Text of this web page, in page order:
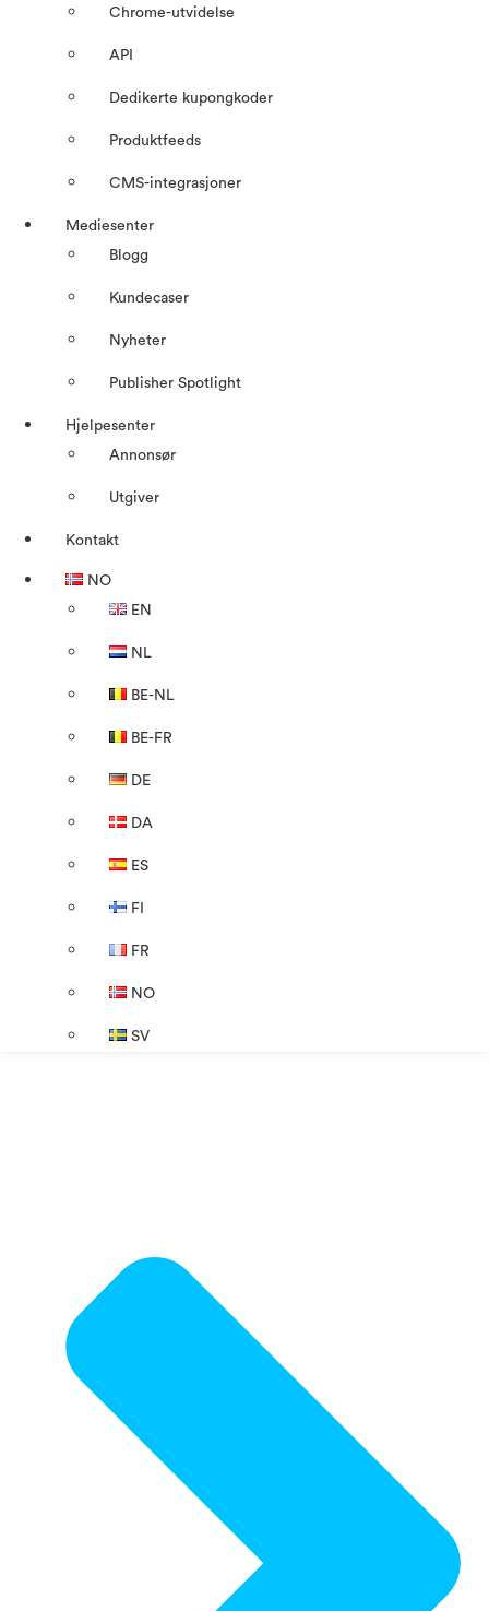
Chrome-utvidelse
API
Dedikerte kupongkoder
Produktfeeds
CMS-integrasjoner
Mediesenter
Blogg
Kundecaser
Nyheter
Publisher Spotlight
Hjelpesenter
Annonsør
Utgiver
Kontakt
NO
EN
NL
BE-NL
BE-FR
DE
DA
ES
FI
FR
NO
SV